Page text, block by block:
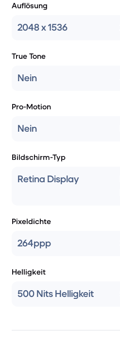
Auflösung
2048 x 1536
True Tone
Nein
Pro-Motion
Nein
Bildschirm-Typ
Retina Display
Pixeldichte
264ppp
Helligkeit
500 Nits Helligkeit